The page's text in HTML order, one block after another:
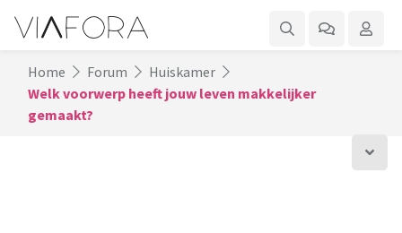
Home Forum
Huiskamer
Welk voorwerp heeft jouw leven makkelijker
gemaakt?